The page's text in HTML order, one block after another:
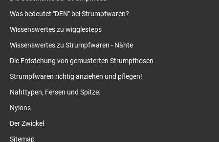
Was bedeutet "DEN" bei Strumpfwaren?
Wissenswertes zu wigglesteps
Wissenswertes zu Strumpfwaren - Nähte
Die Entstehung von gemusterten Strumpfhosen
Strumpfwaren richtig anziehen und pflegen!
Nahttypen, Fersen und Spitze.
Nylons
Der Zwickel
Sitemap